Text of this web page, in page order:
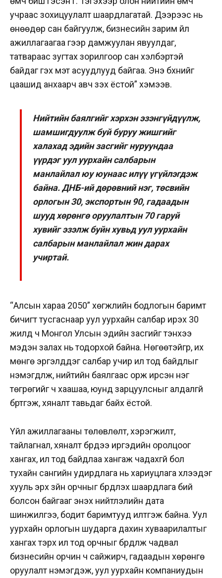
учраас зохицуулалт шаардлагатай. Дээрээс нь
өнөөдөр сан байгуулж, бизнесийн зарим үйл
ажиллагаагаа үүгээр дамжуулан явуулдаг,
татвараас зугтах зорилгоор сан хэлбэртэй
байдаг гэх мэт асуудлууд байгаа. Энэ бүхнийг
цаашид анхаарч авч үзэх ёстой” хэмээв.
Нийтийн баялгийг хэрхэн эзэнгүйдүүлж,
шамшигдуулж буй буруу жишгийг
халахад эдийн засгийг нуруундаа
үүрдэг уул уурхайн салбарын
манлайлал юу юунаас илүү үгүйлэгдэж
байна. ДНБ-ий дөрөвний нэг, төсвийн
орлогын 30, экспортын 90, гадаадын
шууд хөрөнгө оруулалтын 70 гаруй
хувийг эзэлж буйн хувьд уул уурхайн
салбарын манлайлал жин дарах
учиртай.
“Алсын хараа 2050” хөгжлийн бодлогын баримт
бичигт тусгаснаар уул уурхайн салбар ирэх 30
жилд ч Монгол Улсын эдийн засгийг тэнхээ
мэдэн залах нь тодорхой байна. Нөгөөтэйгүүр, их
мөнгө эргэлддэг салбар учир ил тод байдлыг
нэмэгдүүлж, нийтийн баялгаас орж ирсэн нэг
төгрөгийг ч хаашаа, юунд зарцуулсныг алдалгүй
бүртгэж, хяналт тавьдаг байх ёстой.
Үйл ажиллагааны төлөвлөлт, хэрэгжилт,
тайлагнал, хяналт бүрдээ иргэдийн оролцоог
хангах, ил тод байдлаа хангаж чадахгүй бол
тухайн сангийн удирдлага нь хариуцлага хүлээдэг
хууль эрх зүйн орчныг бүрдүүлэх шаардлага бий
болсон байгааг энэхүү нийтлэлийн дата
шинжилгээ, бодит баримтууд илтгэж байна. Уул
уурхайн орлогын шударга дахин хуваарилалтыг
хангах тэрхүү ил тод орчныг бүрдүүлж чадвал
бизнесийн орчин ч сайжирч, гадаадын хөрөнгө
оруулалт нэмэгдэж, уул уурхайн компаниудын